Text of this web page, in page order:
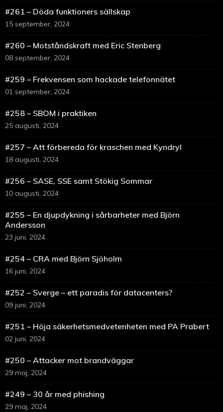
#261 – Döda funktioners sällskap
15 september, 2024
#260 – Motståndskraft med Eric Stenberg
08 september, 2024
#259 – Frekvensen som hackade telefonnätet
01 september, 2024
#258 – SBOM i praktiken
25 augusti, 2024
#257 – Att förbereda för kraschen med Kyndryl
18 augusti, 2024
#256 – SASE, SSE samt Stökig Sommar
10 augusti, 2024
#255 – En djupdykning i sårbarheter med Björn
Andersson
23 juni, 2024
#254 – CRA med Björn Sjöholm
16 juni, 2024
#252 – Sverge – ett paradis för datacenters?
09 juni, 2024
#251 – Höja säkerhetsmedvetenheten med PA Prabert
02 juni, 2024
#250 – Attacker mot brandväggar
29 maj, 2024
#249 – 30 år med phishing
29 maj, 2024